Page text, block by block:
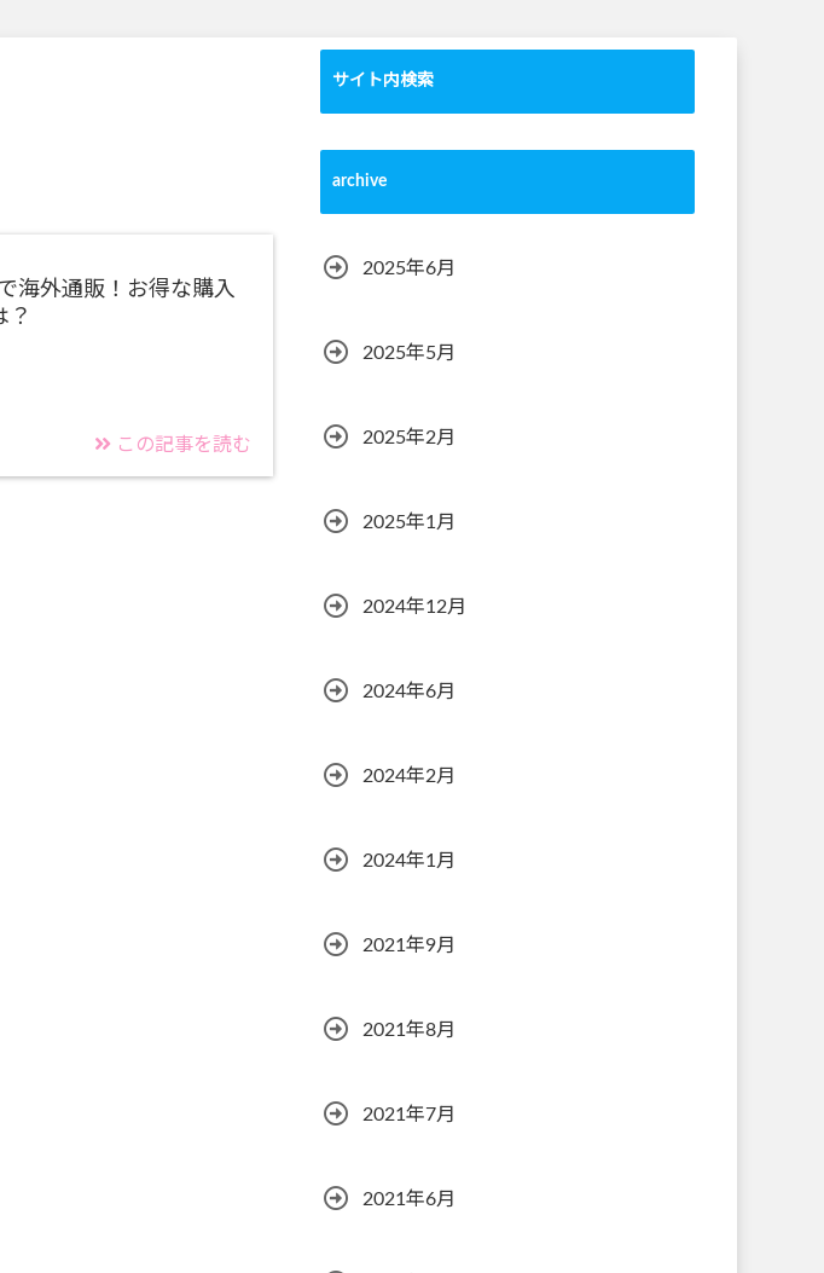
海外通販！お得な購入
？
この記事を読む
サイト内検索
archive
2025年6月
2025年5月
2025年2月
2025年1月
2024年12月
2024年6月
2024年2月
2024年1月
2021年9月
2021年8月
2021年7月
2021年6月